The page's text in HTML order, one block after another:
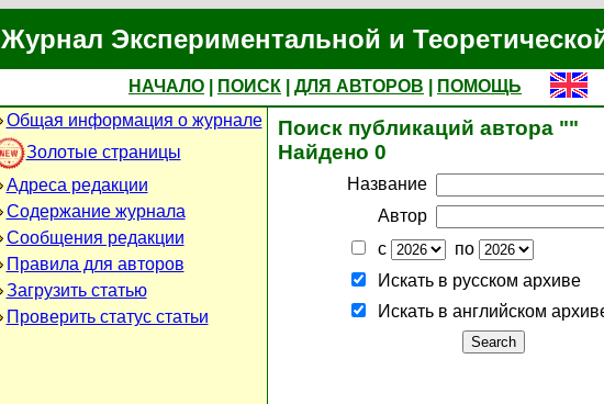
Журнал Экспериментальной и
НАЧАЛО ПОИСК ДЛЯ АВТОРОВ
ПОМОЩЬ
Общая информация о журнале
Золотые страницы
Адреса редакции
Содержание журнала
Сообщения редакции
Правила для авторов
Загрузить статью
Проверить статус статьи
Поиск публикаций автора ""
Найдено 0
Название
Автор
с
по
Искать в русском архиве
Искать в английском